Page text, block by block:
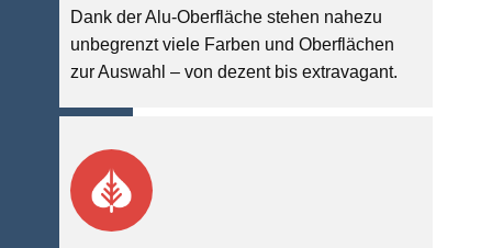
Dank der Alu-Oberfläche stehen nahezu
unbegrenzt viele Farben und Oberflächen
zur Auswahl – von dezent bis extravagant.